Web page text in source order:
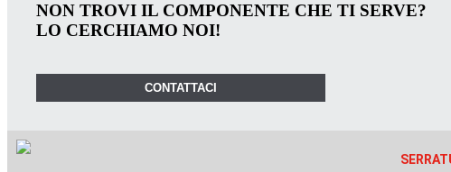
NON TROVI IL COMPONENTE CHE TI SERVE?
LO CERCHIAMO NOI!
CONTATTACI